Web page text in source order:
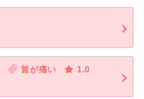
首が痛い
1.0